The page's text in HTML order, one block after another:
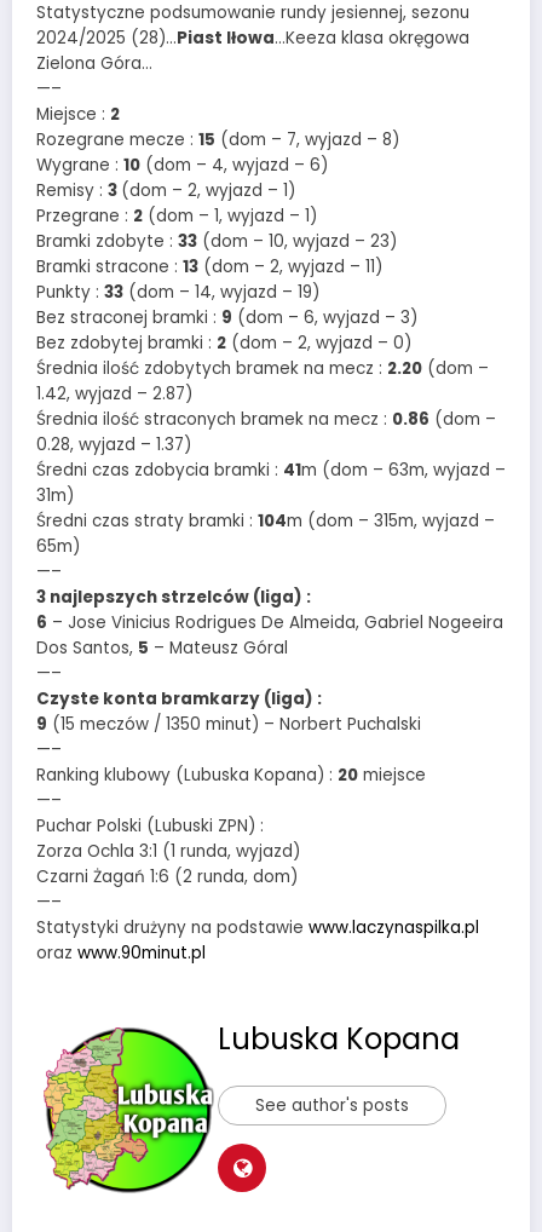
Statystyczne podsumowanie rundy jesiennej, sezonu
2024/2025 (28)…Piast Iłowa…Keeza klasa okręgowa
Zielona Góra…
—–
Miejsce : 2
Rozegrane mecze : 15 (dom – 7, wyjazd – 8)
Wygrane : 10 (dom – 4, wyjazd – 6)
Remisy : 3 (dom – 2, wyjazd – 1)
Przegrane : 2 (dom – 1, wyjazd – 1)
Bramki zdobyte : 33 (dom – 10, wyjazd – 23)
Bramki stracone : 13 (dom – 2, wyjazd – 11)
Punkty : 33 (dom – 14, wyjazd – 19)
Bez straconej bramki : 9 (dom – 6, wyjazd – 3)
Bez zdobytej bramki : 2 (dom – 2, wyjazd – 0)
Średnia ilość zdobytych bramek na mecz : 2.20 (dom –
1.42, wyjazd – 2.87)
Średnia ilość straconych bramek na mecz : 0.86 (dom –
0.28, wyjazd – 1.37)
Średni czas zdobycia bramki : 41m (dom – 63m, wyjazd –
31m)
Średni czas straty bramki : 104m (dom – 315m, wyjazd –
65m)
—–
3 najlepszych strzelców (liga) :
6 – Jose Vinicius Rodrigues De Almeida, Gabriel Nogeeira
Dos Santos, 5 – Mateusz Góral
—–
Czyste konta bramkarzy (liga) :
9 (15 meczów / 1350 minut) – Norbert Puchalski
—–
Ranking klubowy (Lubuska Kopana) : 20 miejsce
—–
Puchar Polski (Lubuski ZPN) :
Zorza Ochla 3:1 (1 runda, wyjazd)
Czarni Żagań 1:6 (2 runda, dom)
—–
Statystyki drużyny na podstawie www.laczynaspilka.pl
oraz www.90minut.pl
Lubuska Kopana
See author's posts